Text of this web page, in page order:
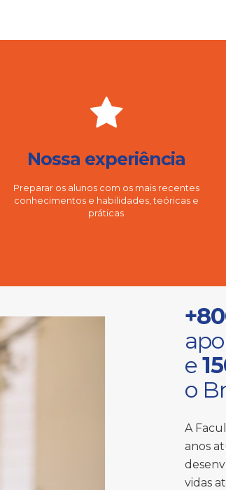
Nossa experiência
Preparar os alunos com os mais recentes
conhecimentos e habilidades, teóricas e
práticas
e
o
A
anos
vidas